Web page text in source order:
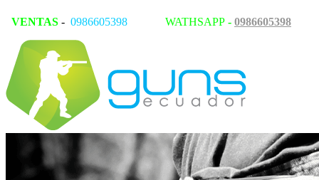
VENTAS - 0986605398 WATHSAPP - 0986605398